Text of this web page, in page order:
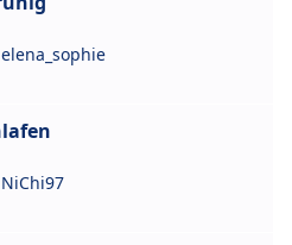
elena_sophie
NiChi97